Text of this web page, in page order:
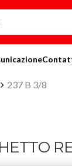
237 B 3/8